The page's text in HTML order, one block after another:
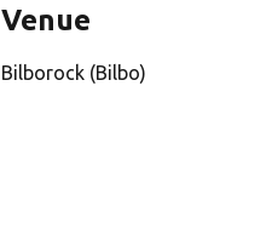
Venue
Bilborock (Bilbo)